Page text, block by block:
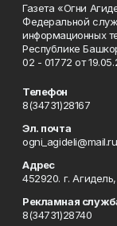
Газета «Огни
Федеральной
информационных
Республике
02 - 01772 от
Телефон
8(34731)28167
Эл. почта
ogni_agideli@mail.ru
Адрес
452920. г.
Рекламная
8(34731)28740